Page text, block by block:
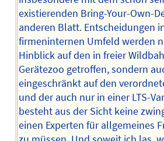
existierenden Bring-Your-Own-
anderen Blatt. Entscheidungen
firmeninternen Umfeld werden
Hinblick auf den in freier
Gerätezoo getroffen, sondern
eingeschränkt auf den
und der auch nur in einer LTS-
besteht aus der Sicht keine
einen Experten für allgemeines